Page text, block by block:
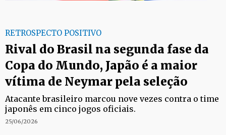
RETROSPECTO POSITIVO
Rival do Brasil na segunda fase da
Copa do Mundo, Japão é a maior
vítima de Neymar pela seleção
Atacante brasileiro marcou nove vezes contra o time
japonês em cinco jogos oficiais.
25/06/2026